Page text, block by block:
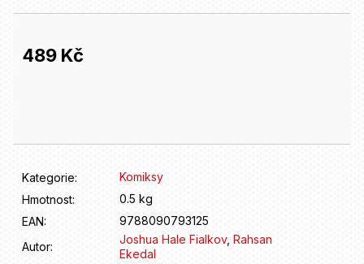
489 Kč
Kategorie:
Komiksy
Hmotnost:
0.5 kg
EAN:
9788090793125
Autor:
Joshua Hale Fialkov, Rahsan
Ekedal
D
p
o
e
e